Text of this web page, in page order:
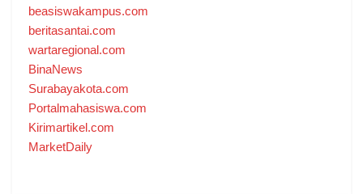
beasiswakampus.com
beritasantai.com
wartaregional.com
BinaNews
Surabayakota.com
Portalmahasiswa.com
Kirimartikel.com
MarketDaily